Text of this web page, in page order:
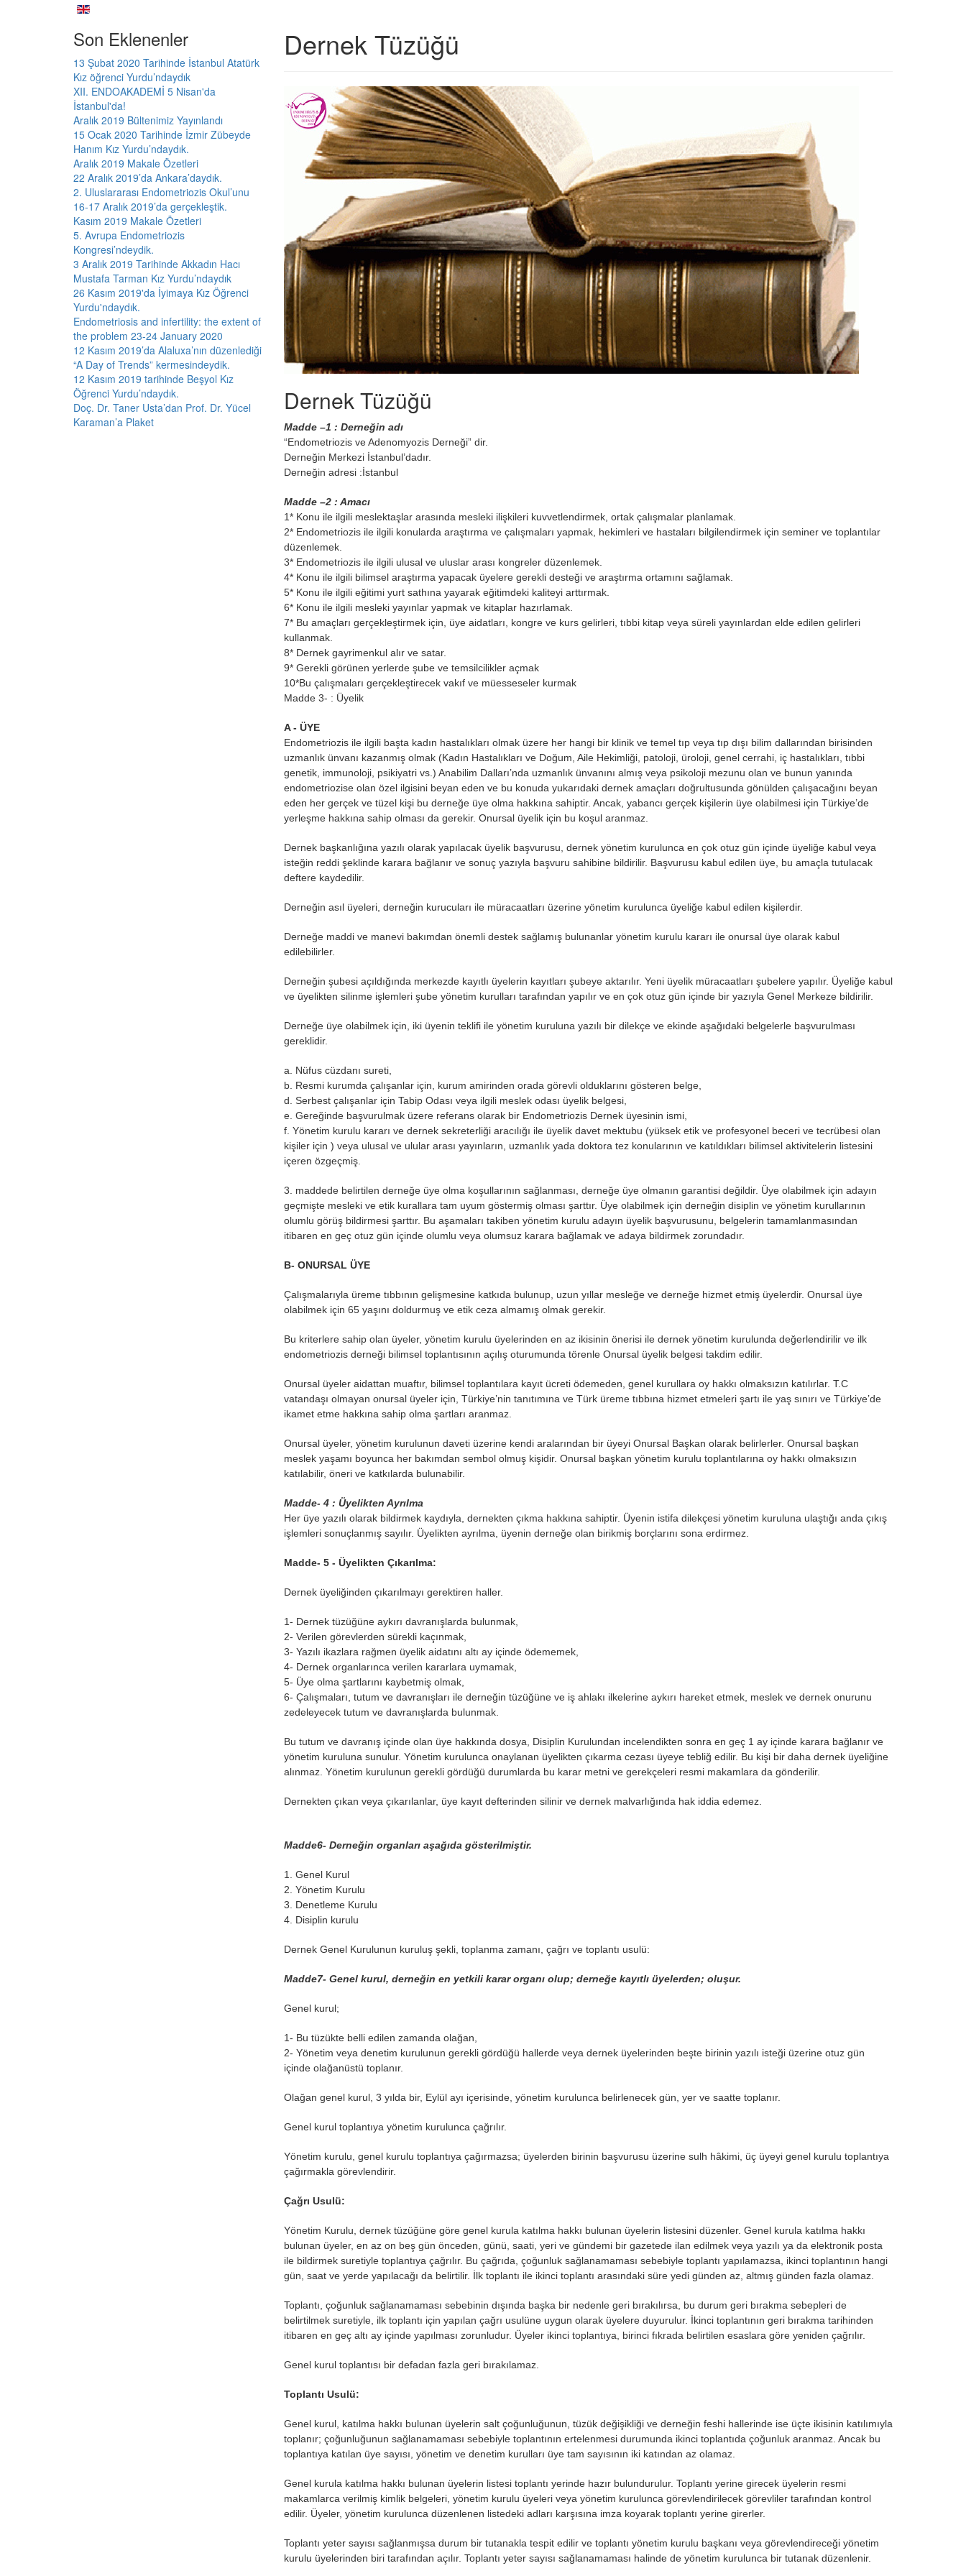
Son Eklenenler
13 Şubat 2020 Tarihinde İstanbul Atatürk
Kız öğrenci Yurdu’ndaydık
XII. ENDOAKADEMİ 5 Nisan'da
İstanbul'da!
Aralık 2019 Bültenimiz Yayınlandı
15 Ocak 2020 Tarihinde İzmir Zübeyde
Hanım Kız Yurdu’ndaydık.
Aralık 2019 Makale Özetleri
22 Aralık 2019’da Ankara’daydık.
2. Uluslararası Endometriozis Okul’unu
16-17 Aralık 2019’da gerçekleştik.
Kasım 2019 Makale Özetleri
5. Avrupa Endometriozis
Kongresi’ndeydik.
3 Aralık 2019 Tarihinde Akkadın Hacı
Mustafa Tarman Kız Yurdu’ndaydık
26 Kasım 2019'da İyimaya Kız Öğrenci
Yurdu'ndaydık.
Endometriosis and infertility: the extent of
the problem 23-24 January 2020
12 Kasım 2019’da Alaluxa’nın düzenlediği
“A Day of Trends” kermesindeydik.
12 Kasım 2019 tarihinde Beşyol Kız
Öğrenci Yurdu’ndaydık.
Doç. Dr. Taner Usta’dan Prof. Dr. Yücel
Karaman’a Plaket
Dernek Tüzüğü
Dernek Tüzüğü
Madde –1 : Derneğin adı
“Endometriozis ve Adenomyozis Derneği” dir.
Derneğin Merkezi İstanbul’dadır.
Derneğin adresi :İstanbul
Madde –2 : Amacı
1* Konu ile ilgili meslektaşlar arasında mesleki ilişkileri kuvvetlendirmek, ortak çalışmalar planlamak.
2* Endometriozis ile ilgili konularda araştırma ve çalışmaları yapmak, hekimleri ve hastaları bilgilendirmek için seminer ve toplantılar
düzenlemek.
3* Endometriozis ile ilgili ulusal ve uluslar arası kongreler düzenlemek.
4* Konu ile ilgili bilimsel araştırma yapacak üyelere gerekli desteği ve araştırma ortamını sağlamak.
5* Konu ile ilgili eğitimi yurt sathına yayarak eğitimdeki kaliteyi arttırmak.
6* Konu ile ilgili mesleki yayınlar yapmak ve kitaplar hazırlamak.
7* Bu amaçları gerçekleştirmek için, üye aidatları, kongre ve kurs gelirleri, tıbbi kitap veya süreli yayınlardan elde edilen gelirleri
kullanmak.
8* Dernek gayrimenkul alır ve satar.
9* Gerekli görünen yerlerde şube ve temsilcilikler açmak
10*Bu çalışmaları gerçekleştirecek vakıf ve müesseseler kurmak
Madde 3- : Üyelik
A - ÜYE
Endometriozis ile ilgili başta kadın hastalıkları olmak üzere her hangi bir klinik ve temel tıp veya tıp dışı bilim dallarından birisinden
uzmanlık ünvanı kazanmış olmak (Kadın Hastalıkları ve Doğum, Aile Hekimliği, patoloji, üroloji, genel cerrahi, iç hastalıkları, tıbbi
genetik, immunoloji, psikiyatri vs.) Anabilim Dalları’nda uzmanlık ünvanını almış veya psikoloji mezunu olan ve bunun yanında
endometriozise olan özel ilgisini beyan eden ve bu konuda yukarıdaki dernek amaçları doğrultusunda gönülden çalışacağını beyan
eden her gerçek ve tüzel kişi bu derneğe üye olma hakkına sahiptir. Ancak, yabancı gerçek kişilerin üye olabilmesi için Türkiye’de
yerleşme hakkına sahip olması da gerekir. Onursal üyelik için bu koşul aranmaz.
Dernek başkanlığına yazılı olarak yapılacak üyelik başvurusu, dernek yönetim kurulunca en çok otuz gün içinde üyeliğe kabul veya
isteğin reddi şeklinde karara bağlanır ve sonuç yazıyla başvuru sahibine bildirilir. Başvurusu kabul edilen üye, bu amaçla tutulacak
deftere kaydedilir.
Derneğin asıl üyeleri, derneğin kurucuları ile müracaatları üzerine yönetim kurulunca üyeliğe kabul edilen kişilerdir.
Derneğe maddi ve manevi bakımdan önemli destek sağlamış bulunanlar yönetim kurulu kararı ile onursal üye olarak kabul
edilebilirler.
Derneğin şubesi açıldığında merkezde kayıtlı üyelerin kayıtları şubeye aktarılır. Yeni üyelik müracaatları şubelere yapılır. Üyeliğe kabul
ve üyelikten silinme işlemleri şube yönetim kurulları tarafından yapılır ve en çok otuz gün içinde bir yazıyla Genel Merkeze bildirilir.
Derneğe üye olabilmek için, iki üyenin teklifi ile yönetim kuruluna yazılı bir dilekçe ve ekinde aşağıdaki belgelerle başvurulması
gereklidir.
a. Nüfus cüzdanı sureti,
b. Resmi kurumda çalışanlar için, kurum amirinden orada görevli olduklarını gösteren belge,
d. Serbest çalışanlar için Tabip Odası veya ilgili meslek odası üyelik belgesi,
e. Gereğinde başvurulmak üzere referans olarak bir Endometriozis Dernek üyesinin ismi,
f. Yönetim kurulu kararı ve dernek sekreterliği aracılığı ile üyelik davet mektubu (yüksek etik ve profesyonel beceri ve tecrübesi olan
kişiler için ) veya ulusal ve ulular arası yayınların, uzmanlık yada doktora tez konularının ve katıldıkları bilimsel aktivitelerin listesini
içeren özgeçmiş.
3. maddede belirtilen derneğe üye olma koşullarının sağlanması, derneğe üye olmanın garantisi değildir. Üye olabilmek için adayın
geçmişte mesleki ve etik kurallara tam uyum göstermiş olması şarttır. Üye olabilmek için derneğin disiplin ve yönetim kurullarının
olumlu görüş bildirmesi şarttır. Bu aşamaları takiben yönetim kurulu adayın üyelik başvurusunu, belgelerin tamamlanmasından
itibaren en geç otuz gün içinde olumlu veya olumsuz karara bağlamak ve adaya bildirmek zorundadır.
B- ONURSAL ÜYE
Çalışmalarıyla üreme tıbbının gelişmesine katkıda bulunup, uzun yıllar mesleğe ve derneğe hizmet etmiş üyelerdir. Onursal üye
olabilmek için 65 yaşını doldurmuş ve etik ceza almamış olmak gerekir.
Bu kriterlere sahip olan üyeler, yönetim kurulu üyelerinden en az ikisinin önerisi ile dernek yönetim kurulunda değerlendirilir ve ilk
endometriozis derneği bilimsel toplantısının açılış oturumunda törenle Onursal üyelik belgesi takdim edilir.
Onursal üyeler aidattan muaftır, bilimsel toplantılara kayıt ücreti ödemeden, genel kurullara oy hakkı olmaksızın katılırlar. T.C
vatandaşı olmayan onursal üyeler için, Türkiye’nin tanıtımına ve Türk üreme tıbbına hizmet etmeleri şartı ile yaş sınırı ve Türkiye’de
ikamet etme hakkına sahip olma şartları aranmaz.
Onursal üyeler, yönetim kurulunun daveti üzerine kendi aralarından bir üyeyi Onursal Başkan olarak belirlerler. Onursal başkan
meslek yaşamı boyunca her bakımdan sembol olmuş kişidir. Onursal başkan yönetim kurulu toplantılarına oy hakkı olmaksızın
katılabilir, öneri ve katkılarda bulunabilir.
Madde- 4 : Üyelikten Ayrılma
Her üye yazılı olarak bildirmek kaydıyla, dernekten çıkma hakkına sahiptir. Üyenin istifa dilekçesi yönetim kuruluna ulaştığı anda çıkış
işlemleri sonuçlanmış sayılır. Üyelikten ayrılma, üyenin derneğe olan birikmiş borçlarını sona erdirmez.
Madde- 5 - Üyelikten Çıkarılma:
Dernek üyeliğinden çıkarılmayı gerektiren haller.
1- Dernek tüzüğüne aykırı davranışlarda bulunmak,
2- Verilen görevlerden sürekli kaçınmak,
3- Yazılı ikazlara rağmen üyelik aidatını altı ay içinde ödememek,
4- Dernek organlarınca verilen kararlara uymamak,
5- Üye olma şartlarını kaybetmiş olmak,
6- Çalışmaları, tutum ve davranışları ile derneğin tüzüğüne ve iş ahlakı ilkelerine aykırı hareket etmek, meslek ve dernek onurunu
zedeleyecek tutum ve davranışlarda bulunmak.
Bu tutum ve davranış içinde olan üye hakkında dosya, Disiplin Kurulundan incelendikten sonra en geç 1 ay içinde karara bağlanır ve
yönetim kuruluna sunulur. Yönetim kurulunca onaylanan üyelikten çıkarma cezası üyeye tebliğ edilir. Bu kişi bir daha dernek üyeliğine
alınmaz. Yönetim kurulunun gerekli gördüğü durumlarda bu karar metni ve gerekçeleri resmi makamlara da gönderilir.
Dernekten çıkan veya çıkarılanlar, üye kayıt defterinden silinir ve dernek malvarlığında hak iddia edemez.
Madde6- Derneğin organları aşağıda gösterilmiştir.
1. Genel Kurul
2. Yönetim Kurulu
3. Denetleme Kurulu
4. Disiplin kurulu
Dernek Genel Kurulunun kuruluş şekli, toplanma zamanı, çağrı ve toplantı usulü:
Madde7- Genel kurul, derneğin en yetkili karar organı olup; derneğe kayıtlı üyelerden; oluşur.
Genel kurul;
1- Bu tüzükte belli edilen zamanda olağan,
2- Yönetim veya denetim kurulunun gerekli gördüğü hallerde veya dernek üyelerinden beşte birinin yazılı isteği üzerine otuz gün
içinde olağanüstü toplanır.
Olağan genel kurul, 3 yılda bir, Eylül ayı içerisinde, yönetim kurulunca belirlenecek gün, yer ve saatte toplanır.
Genel kurul toplantıya yönetim kurulunca çağrılır.
Yönetim kurulu, genel kurulu toplantıya çağırmazsa; üyelerden birinin başvurusu üzerine sulh hâkimi, üç üyeyi genel kurulu toplantıya
çağırmakla görevlendirir.
Çağrı Usulü:
Yönetim Kurulu, dernek tüzüğüne göre genel kurula katılma hakkı bulunan üyelerin listesini düzenler. Genel kurula katılma hakkı
bulunan üyeler, en az on beş gün önceden, günü, saati, yeri ve gündemi bir gazetede ilan edilmek veya yazılı ya da elektronik posta
ile bildirmek suretiyle toplantıya çağrılır. Bu çağrıda, çoğunluk sağlanamaması sebebiyle toplantı yapılamazsa, ikinci toplantının hangi
gün, saat ve yerde yapılacağı da belirtilir. İlk toplantı ile ikinci toplantı arasındaki süre yedi günden az, altmış günden fazla olamaz.
Toplantı, çoğunluk sağlanamaması sebebinin dışında başka bir nedenle geri bırakılırsa, bu durum geri bırakma sebepleri de
belirtilmek suretiyle, ilk toplantı için yapılan çağrı usulüne uygun olarak üyelere duyurulur. İkinci toplantının geri bırakma tarihinden
itibaren en geç altı ay içinde yapılması zorunludur. Üyeler ikinci toplantıya, birinci fıkrada belirtilen esaslara göre yeniden çağrılır.
Genel kurul toplantısı bir defadan fazla geri bırakılamaz.
Toplantı Usulü:
Genel kurul, katılma hakkı bulunan üyelerin salt çoğunluğunun, tüzük değişikliği ve derneğin feshi hallerinde ise üçte ikisinin katılımıyla
toplanır; çoğunluğunun sağlanamaması sebebiyle toplantının ertelenmesi durumunda ikinci toplantıda çoğunluk aranmaz. Ancak bu
toplantıya katılan üye sayısı, yönetim ve denetim kurulları üye tam sayısının iki katından az olamaz.
Genel kurula katılma hakkı bulunan üyelerin listesi toplantı yerinde hazır bulundurulur. Toplantı yerine girecek üyelerin resmi
makamlarca verilmiş kimlik belgeleri, yönetim kurulu üyeleri veya yönetim kurulunca görevlendirilecek görevliler tarafından kontrol
edilir. Üyeler, yönetim kurulunca düzenlenen listedeki adları karşısına imza koyarak toplantı yerine girerler.
Toplantı yeter sayısı sağlanmışsa durum bir tutanakla tespit edilir ve toplantı yönetim kurulu başkanı veya görevlendireceği yönetim
kurulu üyelerinden biri tarafından açılır. Toplantı yeter sayısı sağlanamaması halinde de yönetim kurulunca bir tutanak düzenlenir.